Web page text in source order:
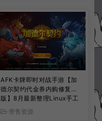
AFK卡牌即时对战手游【加
德尔契约代金券内购修复
版】8月最新整理Linux手工
服务端+前后端全套源码+CD
K授权后台+安卓苹果双端
寄售资源